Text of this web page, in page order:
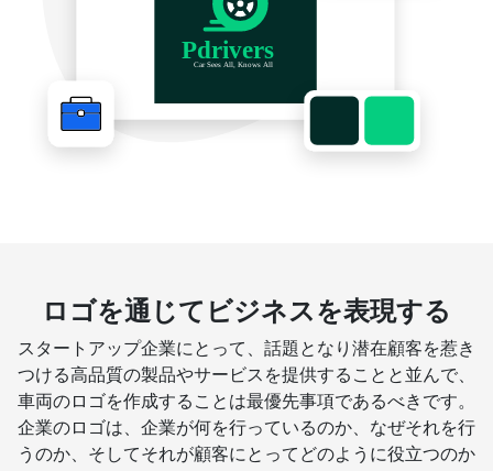
ロゴを通じてビジネスを表現する
スタートアップ企業にとって、話題となり潜在顧客を惹き
つける高品質の製品やサービスを提供することと並んで、
車両のロゴを作成することは最優先事項であるべきです。
企業のロゴは、企業が何を行っているのか、なぜそれを行
うのか、そしてそれが顧客にとってどのように役立つのか